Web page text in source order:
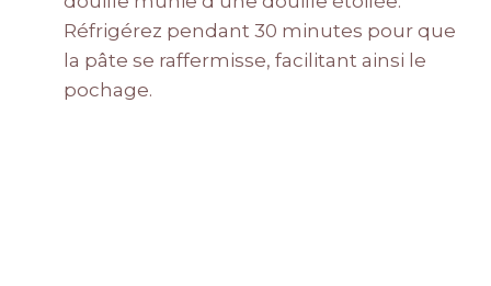
Réfrigérez pendant 30 minutes pour que
la pâte se raffermisse, facilitant ainsi le
pochage.